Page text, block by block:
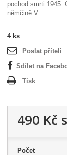
pochod smrti 1945:
němčině.V
4 ks
Poslat příteli
Sdílet na
Tisk
490 Kč
Počet